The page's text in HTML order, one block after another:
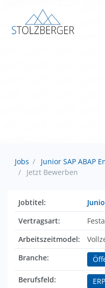
Jobs
Junior SAP ABAP
Jetzt Bewerben
Jobtitel:
Vertragsart:
Arbeitszeitmodel:
Branche:
Berufsfeld: